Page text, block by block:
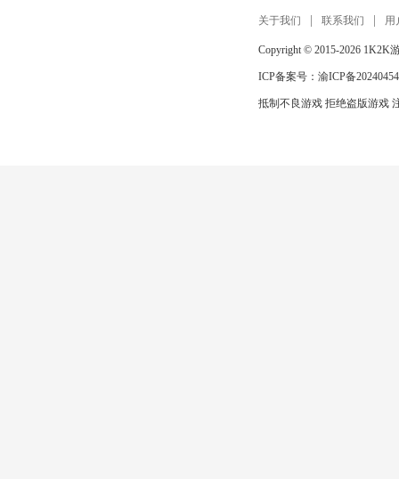
关于我们 联系我们 用
Copyright © 2015-2026 1K2K
ICP备案号： 渝ICP备
抵制不良游戏 拒绝盗版游戏